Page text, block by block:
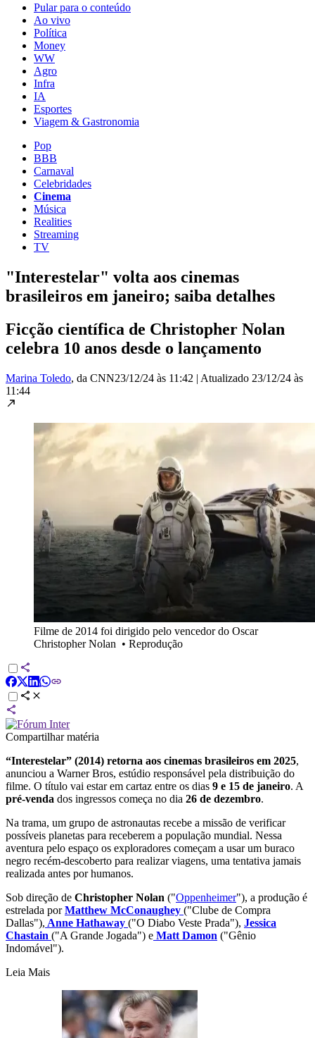
Pular para o conteúdo
Ao vivo
Política
Money
WW
Agro
Infra
IA
Esportes
Viagem & Gastronomia
Pop
BBB
Carnaval
Celebridades
Cinema
Música
Realities
Streaming
TV
"Interestelar" volta aos cinemas
brasileiros em janeiro; saiba detalhes
Ficção científica de Christopher Nolan
celebra 10 anos desde o lançamento
Marina Toledo, da CNN23/12/24 às 11:42 | Atualizado 23/12/24 às
11:44
Filme de 2014 foi dirigido pelo vencedor do Oscar
Christopher Nolan • Reprodução
Compartilhar matéria
“Interestelar” (2014) retorna aos cinemas brasileiros em 2025,
anunciou a Warner Bros, estúdio responsável pela distribuição do
filme. O título vai estar em cartaz entre os dias 9 e 15 de janeiro. A
pré-venda dos ingressos começa no dia 26 de dezembro.
Na trama, um grupo de astronautas recebe a missão de verificar
possíveis planetas para receberem a população mundial. Nessa
aventura pelo espaço os exploradores começam a usar um buraco
negro recém-descoberto para realizar viagens, uma tentativa jamais
realizada antes por humanos.
Sob direção de Christopher Nolan ("Oppenheimer"), a produção é
estrelada porMatthew McConaughey ("Clube de Compra
Dallas"), Anne Hathaway ("O Diabo Veste Prada"), Jessica
Chastain ("A Grande Jogada") e Matt Damon ("Gênio
Indomável").
Leia Mais